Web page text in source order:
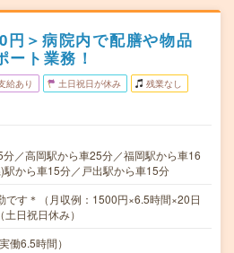
円＞病院内で配膳や物品
ト業務！
給あり 土日祝日が休み 残業なし
／高岡駅から車25分／福岡駅から車16
駅から車15分／戸出駅から車15分
です＊（月収例：1500円×6.5時間×20日
日祝日休み）
働6.5時間）